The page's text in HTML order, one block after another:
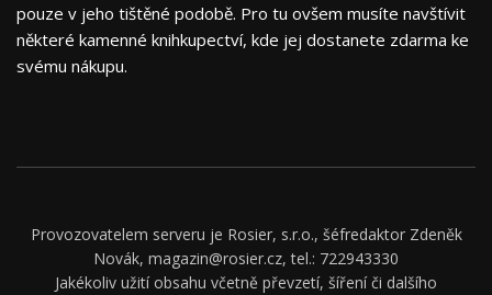
pouze v jeho tištěné podobě. Pro tu ovšem musíte navštívit
některé kamenné knihkupectví, kde jej dostanete zdarma ke
svému nákupu.
Provozovatelem serveru je Rosier, s.r.o., šéfredaktor Zdeněk
Novák, magazin@rosier.cz, tel.: 722943330
Jakékoliv užití obsahu včetně převzetí, šíření či dalšího